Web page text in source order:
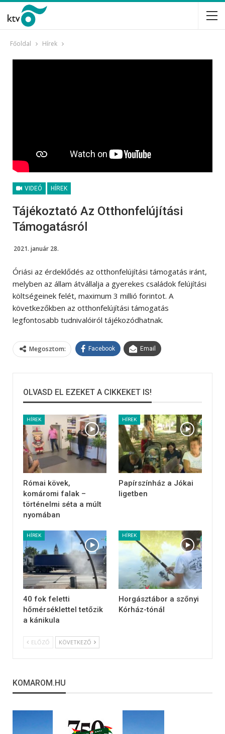
Főoldal Hírek
VIDEÓ HÍREK
Tájékoztató Az Otthonfelújítási
Támogatásról
2021. január 28.
Óriási az érdeklődés az otthonfelújítási támogatás iránt,
melyben az állam átvállalja a gyerekes családok felújítási
költségeinek felét, maximum 3 millió forintot. A
következőkben az otthonfelújítási támogatás
legfontosabb tudnivalóiról tájékozódhatnak.
Megosztom: Facebook Email
OLVASD EL EZEKET A CIKKEKET IS!
HÍREK
Római kövek,
komáromi falak –
történelmi séta a múlt
nyomában
HÍREK
Papírszínház a Jókai
ligetben
HÍREK
40 fok feletti
hőmérséklettel tetőzik
a kánikula
HÍREK
Horgásztábor a szőnyi
Kórház-tónál
ELŐZŐ KÖVETKEZŐ
KOMAROM.HU